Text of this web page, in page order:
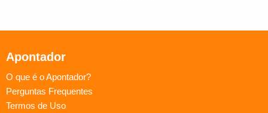
Apontador
O que é o Apontador?
Perguntas Frequentes
Termos de Uso